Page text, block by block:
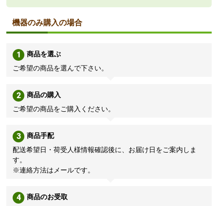
機器のみ購入の場合
1
商品を選ぶ
ご希望の商品を選んで下さい。
2
商品の購入
ご希望の商品をご購入ください。
3
商品手配
配送希望日・荷受人様情報確認後に、お届け日をご案内しま
す。
※連絡方法はメールです。
4
商品のお受取